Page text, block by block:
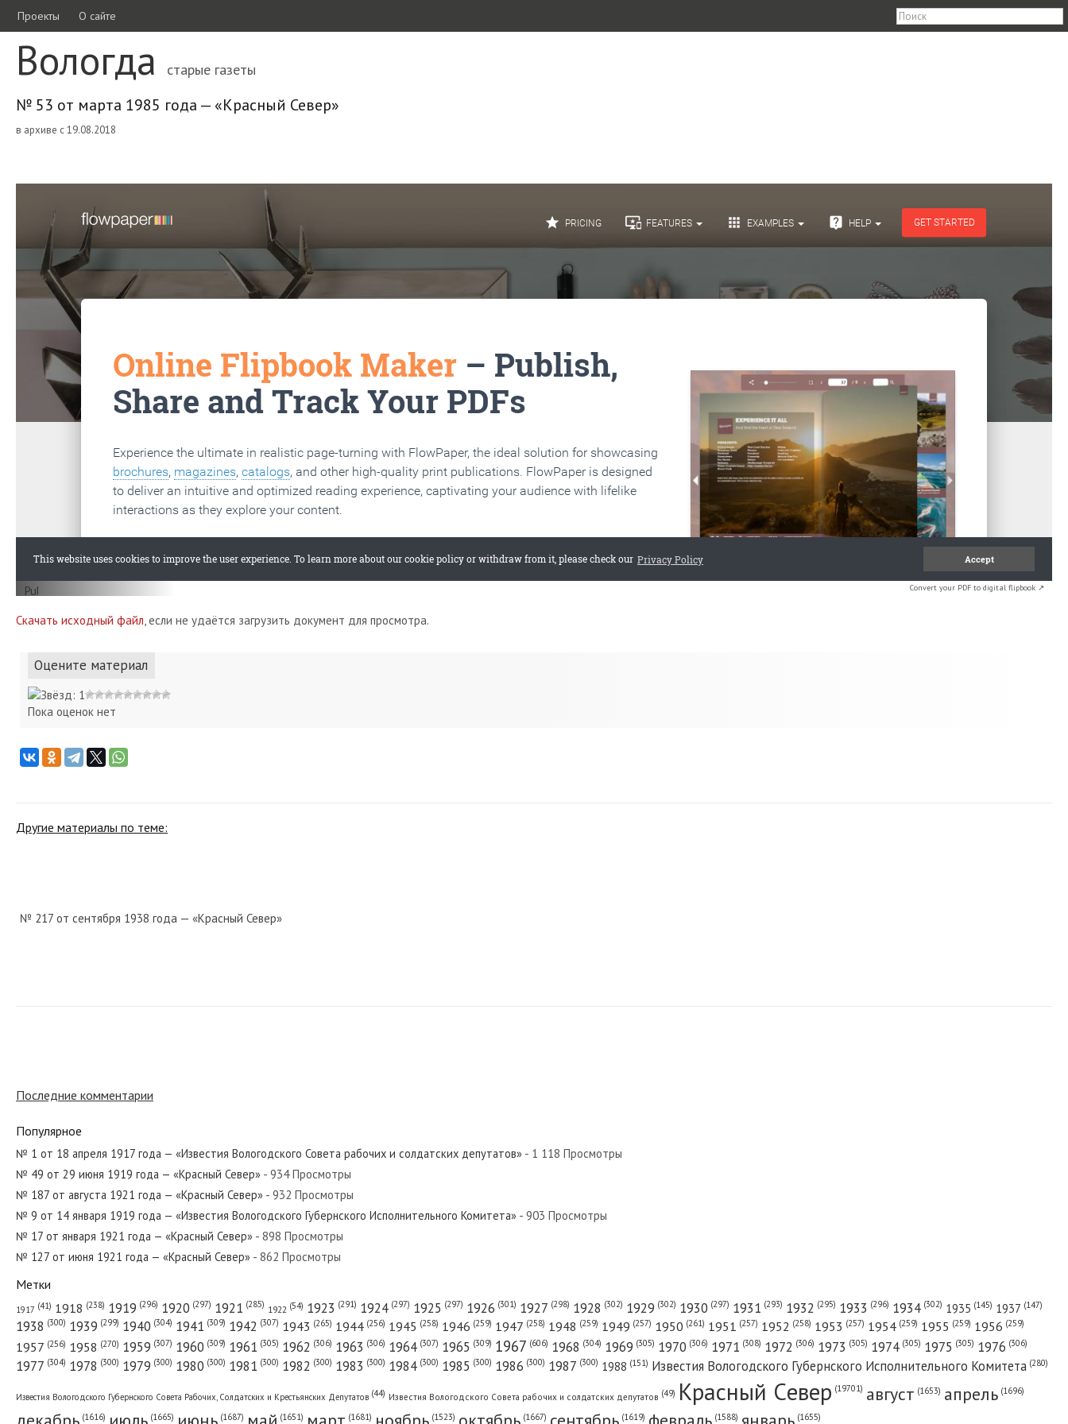
Проекты О сайте
Вологда старые газеты
№ 53 от марта 1985 года — «Красный Север»
в архиве с 19.08.2018
Convert your PDF to digital flipbook ↗
Скачать исходный файл, если не удаётся загрузить документ для просмотра.
Оцените материал
Пока оценок нет
Другие материалы по теме:
№ 217 от сентября 1938 года — «Красный Север»
№ 254 от декабря 1956 года — «Красный Север»
№ 62 от марта 1965 года — «Красный Север»
№ 167 от июля 1970 года — «Красный Север»
Последние комментарии
Популярное
№ 1 от 18 апреля 1917 года — «Известия Вологодского Совета рабочих и солдатских депутатов» - 1 118 Просмотры
№ 49 от 29 июня 1919 года — «Красный Север» - 934 Просмотры
№ 187 от августа 1921 года — «Красный Север» - 932 Просмотры
№ 9 от 14 января 1919 года — «Известия Вологодского Губернского Исполнительного Комитета» - 903 Просмотры
№ 17 от января 1921 года — «Красный Север» - 898 Просмотры
№ 127 от июня 1921 года — «Красный Север» - 862 Просмотры
Метки
1917 (41) 1918 (238) 1919 (296) 1920 (297) 1921 (285) 1922 (54) 1923 (291) 1924 (297) 1925 (297) 1926 (301) 1927 (298) 1928 (302) 1929 (302) 1930 (297) 1931 (293) 1932 (295) 1933 (296) 1934 (302) 1935 (145) 1937 (147)
1938 (300) 1939 (299) 1940 (304) 1941 (309) 1942 (307) 1943 (265) 1944 (256) 1945 (258) 1946 (259) 1947 (258) 1948 (259) 1949 (257) 1950 (261) 1951 (257) 1952 (258) 1953 (257) 1954 (259) 1955 (259) 1956 (259)
1957 (256) 1958 (270) 1959 (307) 1960 (309) 1961 (305) 1962 (306) 1963 (306) 1964 (307) 1965 (309) 1967 (606) 1968 (304) 1969 (305) 1970 (306) 1971 (308) 1972 (306) 1973 (305) 1974 (305) 1975 (305) 1976 (306)
1977 (304) 1978 (300) 1979 (300) 1980 (300) 1981 (300) 1982 (300) 1983 (300) 1984 (300) 1985 (300) 1986 (300) 1987 (300) 1988 (151) Известия Вологодского Губернского Исполнительного Комитета (280)
Известия Вологодского Губернского Совета Рабочих, Солдатских и Крестьянских Депутатов (44) Известия Вологодского Совета рабочих и солдатских депутатов (49) Красный Cевер (19701) август (1653) апрель (1696)
(1616) (1665) (1687) (1651) (1681) (1523) (1667) (1619) (1588) (1655)